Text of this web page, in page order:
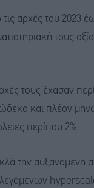
αρχές του 2023
τους
τους έχασαν
και πλέον
περίπου 2%.
την αυξανόμενη
λεγόμενων